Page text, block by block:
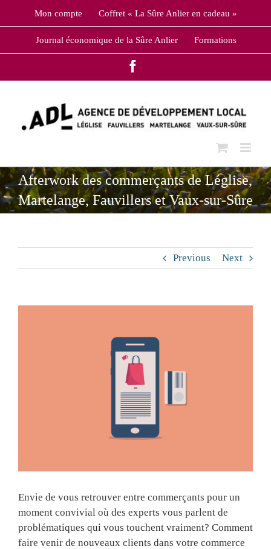
Mon compte Coffret « La Sûre Anlier en cadeau »
Journal économique de la Sûre Anlier Formations
Afterwork des commerçants de Léglise,
Martelange, Fauvillers et Vaux-sur-Sûre
Previous Next
Envie de vous retrouver entre commerçants pour un
moment convivial où des experts vous parlent de
problématiques qui vous touchent vraiment? Comment
faire venir de nouveaux clients dans votre commerce